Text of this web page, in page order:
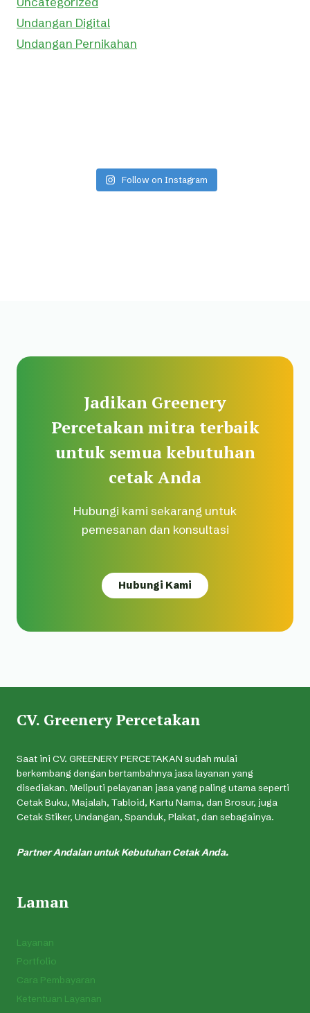
Undangan Digital
Undangan Pernikahan
Follow on Instagram
Jadikan Greenery
Percetakan mitra terbaik
untuk semua kebutuhan
cetak Anda
Hubungi kami sekarang untuk
pemesanan dan konsultasi
Hubungi Kami
CV. Greenery Percetakan
Saat ini CV. GREENERY PERCETAKAN sudah mulai
berkembang dengan bertambahnya jasa layanan yang
disediakan. Meliputi pelayanan jasa yang paling utama seperti
Cetak Buku, Majalah, Tabloid, Kartu Nama, dan Brosur, juga
Cetak Stiker, Undangan, Spanduk, Plakat, dan sebagainya.
Partner Andalan untuk Kebutuhan Cetak Anda.
Laman
Layanan
Portfolio
Cara Pembayaran
Ketentuan Layanan